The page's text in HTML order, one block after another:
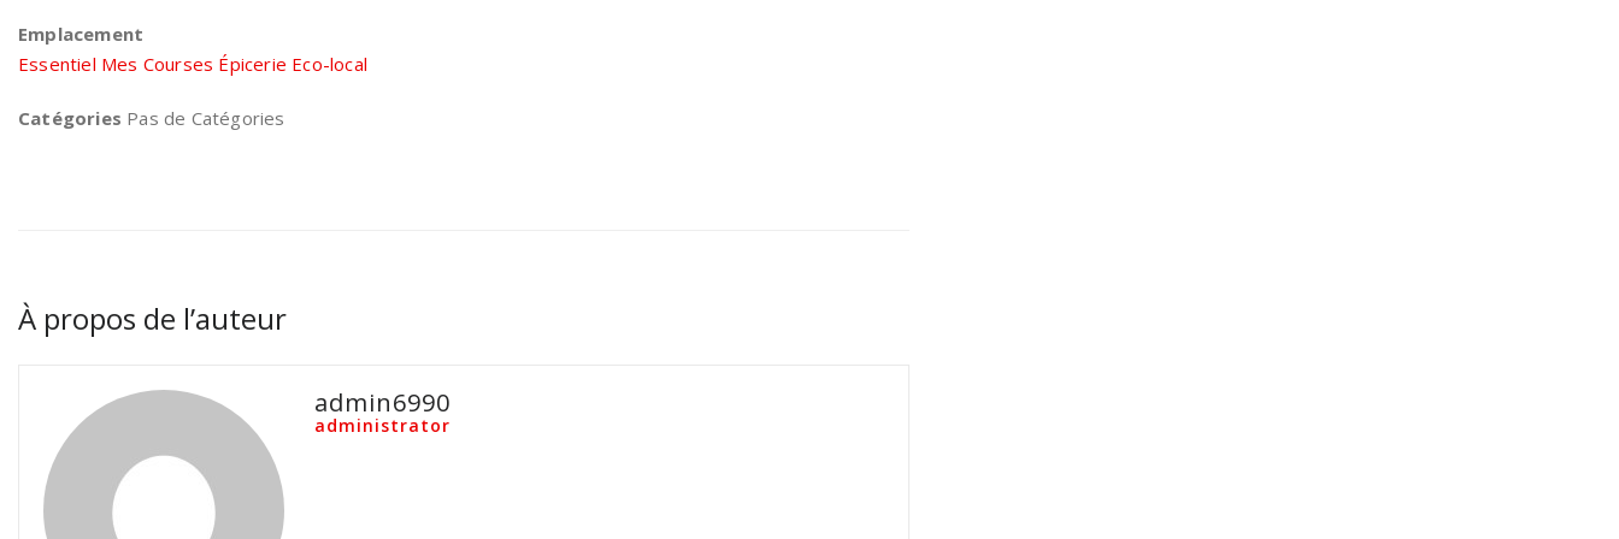
Emplacement
Essentiel Mes Courses Épicerie Eco-local
Catégories Pas de Catégories
À propos de l’auteur
admin6990
administrator